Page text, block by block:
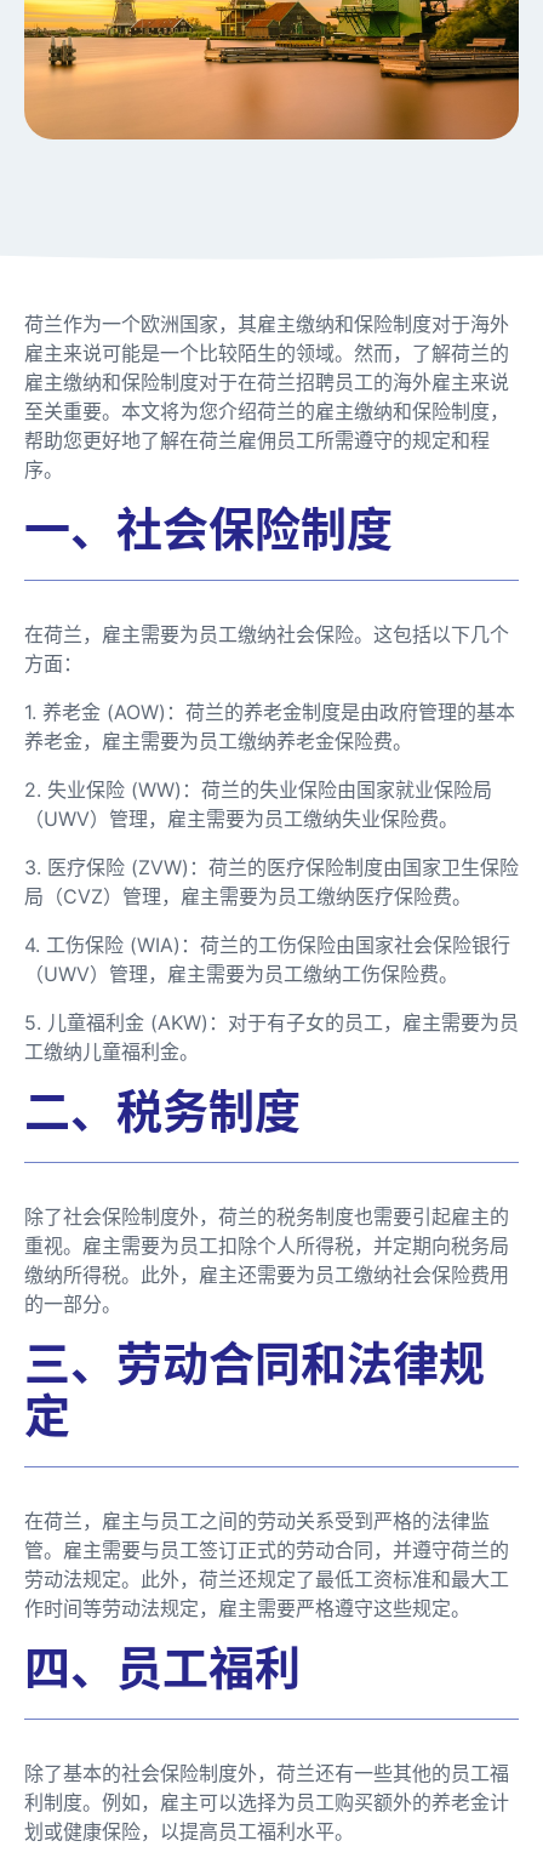
荷兰作为一个欧洲国家，其雇主缴纳和保险制度对于海外
雇主来说可能是一个比较陌生的领域。然而，了解荷兰的
雇主缴纳和保险制度对于在荷兰招聘员工的海外雇主来说
至关重要。本文将为您介绍荷兰的雇主缴纳和保险制度，
帮助您更好地了解在荷兰雇佣员工所需遵守的规定和程
序。
一、社会保险制度
在荷兰，雇主需要为员工缴纳社会保险。这包括以下几个
方面：
1. 养老金 (AOW)：荷兰的养老金制度是由政府管理的基本
养老金，雇主需要为员工缴纳养老金保险费。
2. 失业保险 (WW)：荷兰的失业保险由国家就业保险局
（UWV）管理，雇主需要为员工缴纳失业保险费。
3. 医疗保险 (ZVW)：荷兰的医疗保险制度由国家卫生保险
局（CVZ）管理，雇主需要为员工缴纳医疗保险费。
4. 工伤保险 (WIA)：荷兰的工伤保险由国家社会保险银行
（UWV）管理，雇主需要为员工缴纳工伤保险费。
5. 儿童福利金 (AKW)：对于有子女的员工，雇主需要为员
工缴纳儿童福利金。
二、税务制度
除了社会保险制度外，荷兰的税务制度也需要引起雇主的
重视。雇主需要为员工扣除个人所得税，并定期向税务局
缴纳所得税。此外，雇主还需要为员工缴纳社会保险费用
的一部分。
三、劳动合同和法律规
定
在荷兰，雇主与员工之间的劳动关系受到严格的法律监
管。雇主需要与员工签订正式的劳动合同，并遵守荷兰的
劳动法规定。此外，荷兰还规定了最低工资标准和最大工
作时间等劳动法规定，雇主需要严格遵守这些规定。
四、员工福利
除了基本的社会保险制度外，荷兰还有一些其他的员工福
利制度。例如，雇主可以选择为员工购买额外的养老金计
划或健康保险，以提高员工福利水平。